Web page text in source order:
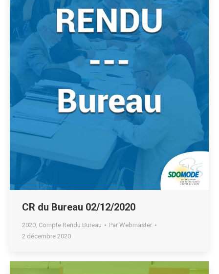
CR du Bureau 02/12/2020
2020, Compte Rendu Bureau Par Webmaster
2 décembre 2020